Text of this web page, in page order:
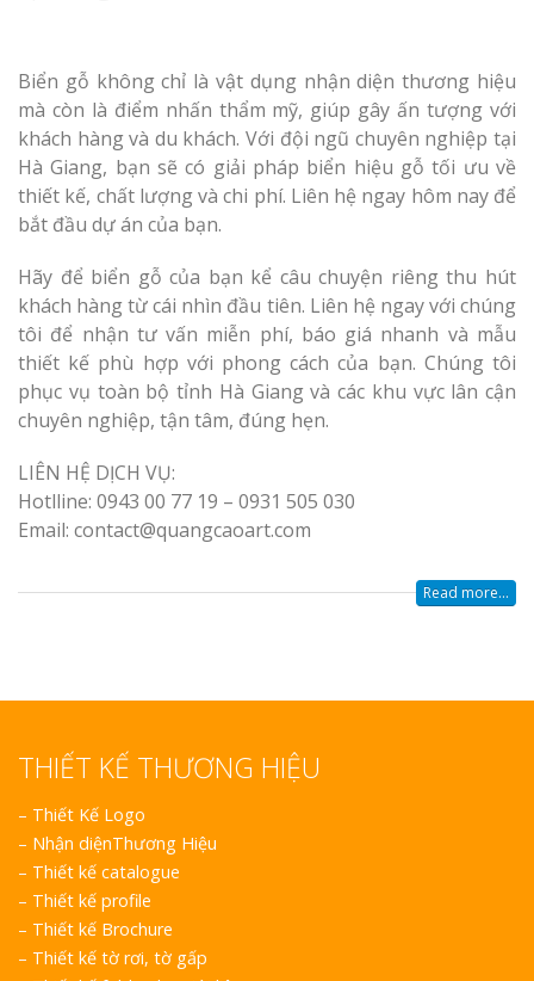
Biển gỗ không chỉ là vật dụng nhận diện thương hiệu
mà còn là điểm nhấn thẩm mỹ, giúp gây ấn tượng với
khách hàng và du khách. Với đội ngũ chuyên nghiệp tại
Hà Giang, bạn sẽ có giải pháp biển hiệu gỗ tối ưu về
thiết kế, chất lượng và chi phí. Liên hệ ngay hôm nay để
bắt đầu dự án của bạn.
Hãy để biển gỗ của bạn kể câu chuyện riêng thu hút
khách hàng từ cái nhìn đầu tiên. Liên hệ ngay với chúng
tôi để nhận tư vấn miễn phí, báo giá nhanh và mẫu
thiết kế phù hợp với phong cách của bạn. Chúng tôi
phục vụ toàn bộ tỉnh Hà Giang và các khu vực lân cận
chuyên nghiệp, tận tâm, đúng hẹn.
LIÊN HỆ DỊCH VỤ:
Hotlline: 0943 00 77 19 – 0931 505 030
Email: contact@quangcaoart.com
Read more...
THIẾT KẾ THƯƠNG HIỆU
– Thiết Kế Logo
– Nhận diệnThương Hiệu
– Thiết kế catalogue
– Thiết kế profile
– Thiết kế Brochure
– Thiết kế tờ rơi, tờ gấp